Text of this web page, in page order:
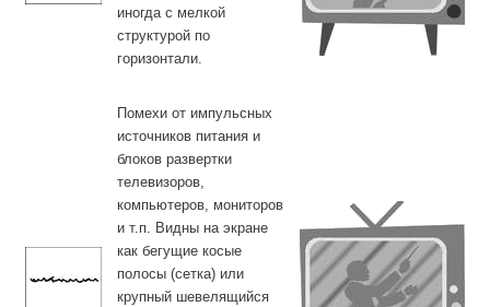
иногда с мелкой
структурой по
горизонтали.
Помехи от импульсных
источников питания и
блоков развертки
телевизоров,
компьютеров, мониторов
и т.п. Видны на экране
как бегущие косые
полосы (сетка) или
крупный шевелящийся